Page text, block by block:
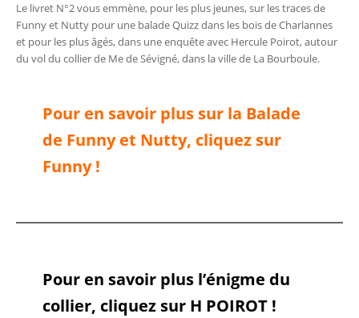
Le livret N°2 vous emmène, pour les plus jeunes, sur les traces de
Funny et Nutty pour une balade Quizz dans les bois de Charlannes
et pour les plus âgés, dans une enquête avec Hercule Poirot, autour
du vol du collier de Me de Sévigné, dans la ville de La Bourboule.
Pour en savoir plus sur la Balade
de Funny et Nutty, cliquez sur
Funny !
Pour en savoir plus l’énigme du
collier, cliquez sur H POIROT !